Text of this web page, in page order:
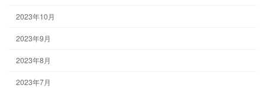
2023年10月
2023年9月
2023年8月
2023年7月